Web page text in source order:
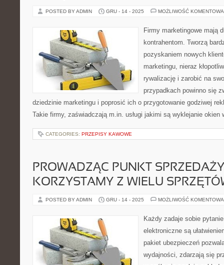
POSTED BY ADMIN GRU - 14 - 2025 MOŻLIWOŚĆ
Firmy marketingowe mają
kontrahentom. Tworzą
pozyskaniem nowych
marketingu, nieraz
rywalizację i zarobić na
przypadkach powinno się
dziedzinie marketingu i poprosić ich o przygotowanie godziwej
Takie firmy, zaświadczają m.in. usługi jakimi są wyklejanie
CATEGORIES: PRZEPISY KAWOWE
PROWADZĄC PUNKT SPRZEDAŻY
KORZYSTAMY Z WIELU
POSTED BY ADMIN GRU - 14 - 2025 MOŻLIWOŚĆ
Każdy zadaje sobie
elektroniczne są
pakiet ubezpieczeń
wydajności, zdarzają się